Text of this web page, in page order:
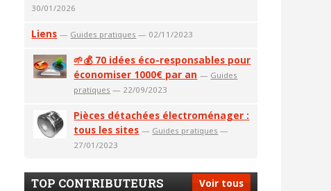
30/01/2026
Liens — Guides pratiques — 02/11/2023
🌱💰 70 idées éco-responsables pour
économiser 1000€ par an — Guides
pratiques — 22/09/2023
Pièces détachées électroménager :
tous les sites — Guides pratiques —
27/01/2023
Voir tous
TOP CONTRIBUTEURS